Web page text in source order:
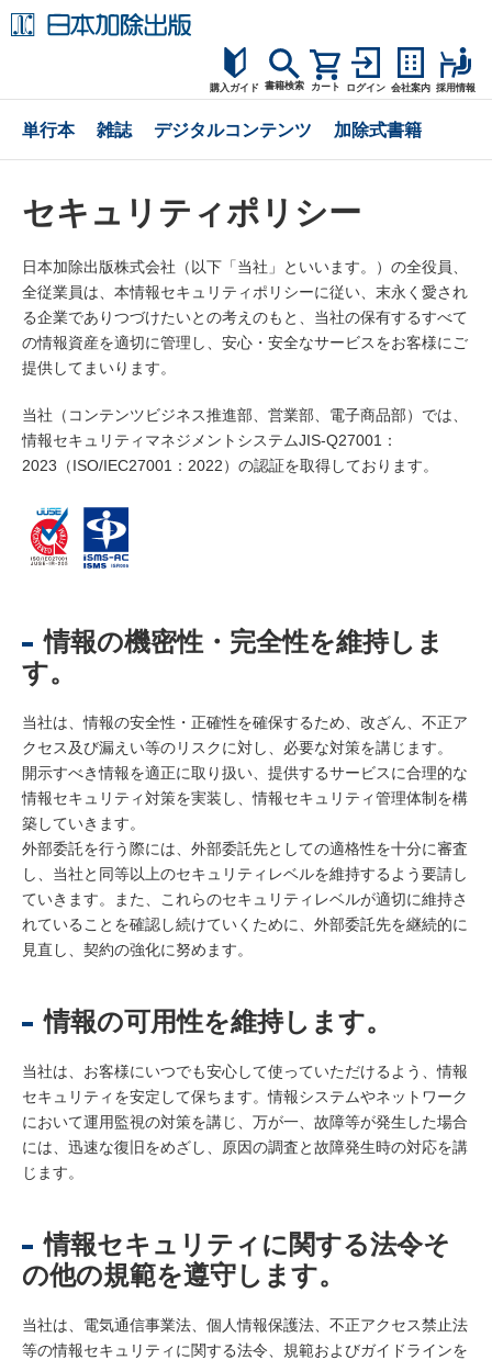
購入ガイド
購入ガイド
書籍検索 カート ログイン 会社案内 採用情報
単行本 雑誌 デジタルコンテンツ 加除式書籍
セキュリティポリシー
日本加除出版株式会社（以下「当社」といいます。）の全役員、
全従業員は、本情報セキュリティポリシーに従い、末永く愛され
る企業でありつづけたいとの考えのもと、当社の保有するすべて
の情報資産を適切に管理し、安心・安全なサービスをお客様にご
提供してまいります。
当社（コンテンツビジネス推進部、営業部、電子商品部）では、
情報セキュリティマネジメントシステムJIS-Q27001：
2023（ISO/IEC27001：2022）の認証を取得しております。
情報の機密性・完全性を維持しま
す。
当社は、情報の安全性・正確性を確保するため、改ざん、不正ア
クセス及び漏えい等のリスクに対し、必要な対策を講じます。
開示すべき情報を適正に取り扱い、提供するサービスに合理的な
情報セキュリティ対策を実装し、情報セキュリティ管理体制を構
築していきます。
外部委託を行う際には、外部委託先としての適格性を十分に審査
し、当社と同等以上のセキュリティレベルを維持するよう要請し
ていきます。また、これらのセキュリティレベルが適切に維持さ
れていることを確認し続けていくために、外部委託先を継続的に
見直し、契約の強化に努めます。
情報の可用性を維持します。
当社は、お客様にいつでも安心して使っていただけるよう、情報
セキュリティを安定して保ちます。情報システムやネットワーク
において運用監視の対策を講じ、万が一、故障等が発生した場合
には、迅速な復旧をめざし、原因の調査と故障発生時の対応を講
じます。
情報セキュリティに関する法令そ
の他の規範を遵守します。
当社は、電気通信事業法、個人情報保護法、不正アクセス禁止法
等の情報セキュリティに関する法令、規範およびガイドラインを